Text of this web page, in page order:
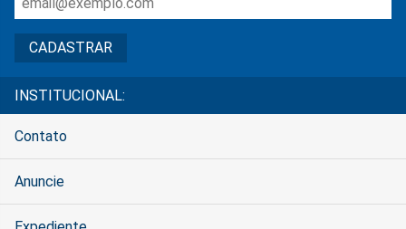
INSTITUCIONAL:
Contato
Anuncie